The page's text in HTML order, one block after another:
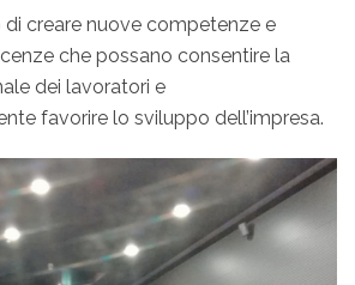
di creare nuove competenze e
che possano consentire la
dei lavoratori e
favorire lo sviluppo dell’impresa.